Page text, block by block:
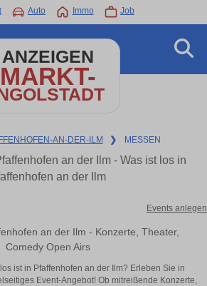
Auto Immo Job
ANZEIGEN
MARKT-
AN-DER-ILM ❯ MESSEN
an der Ilm - Was ist los in
an der Ilm
Events anlegen
an der Ilm - Konzerte, Theater,
Comedy Open Airs
ist in Pfaffenhofen an der Ilm? Erleben Sie in
Event-Angebot! Ob mitreißende Konzerte,